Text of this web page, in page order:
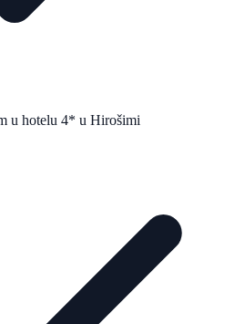
u hotelu 4* u Hirošimi